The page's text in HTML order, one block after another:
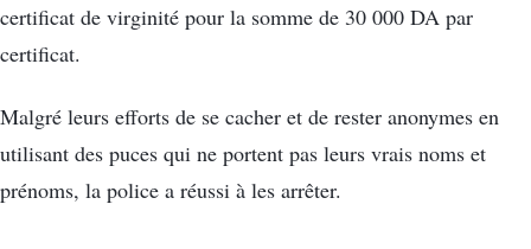
certificat de virginité pour la somme de 30 000 DA par
certificat.
Malgré leurs efforts de se cacher et de rester anonymes en
utilisant des puces qui ne portent pas leurs vrais noms et
prénoms, la police a réussi à les arrêter.